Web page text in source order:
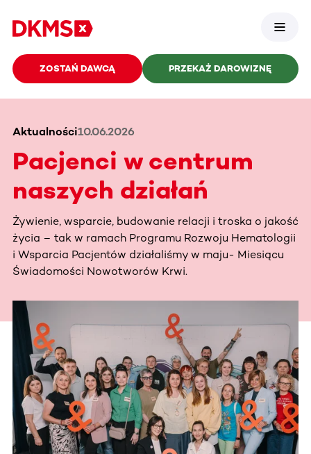
ZOSTAŃ DAWCĄ PRZEKAŻ DAROWIZNĘ
Aktualności10.06.2026
Pacjenci w centrum
naszych działań
Żywienie, wsparcie, budowanie relacji i troska o jakość
życia – tak w ramach Programu Rozwoju Hematologii
i Wsparcia Pacjentów działaliśmy w maju- Miesiącu
Świadomości Nowotworów Krwi.